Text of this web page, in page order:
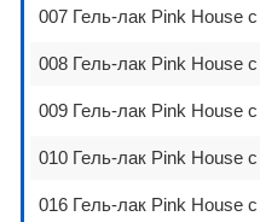
007 Гель-лак Pink House
008 Гель-лак Pink House
009 Гель-лак Pink House
010 Гель-лак Pink House
016 Гель-лак Pink House